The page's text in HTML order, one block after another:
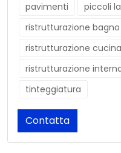
pavimenti
piccoli
ristrutturazione bagno
ristrutturazione cucina
ristrutturazione
tinteggiatura
Contatta